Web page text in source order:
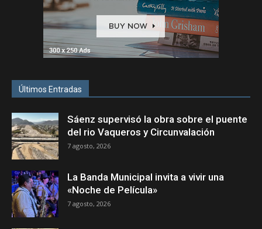
Últimos Entradas
Sáenz supervisó la obra sobre el puente
del rio Vaqueros y Circunvalación
7 agosto, 2026
La Banda Municipal invita a vivir una
«Noche de Película»
7 agosto, 2026